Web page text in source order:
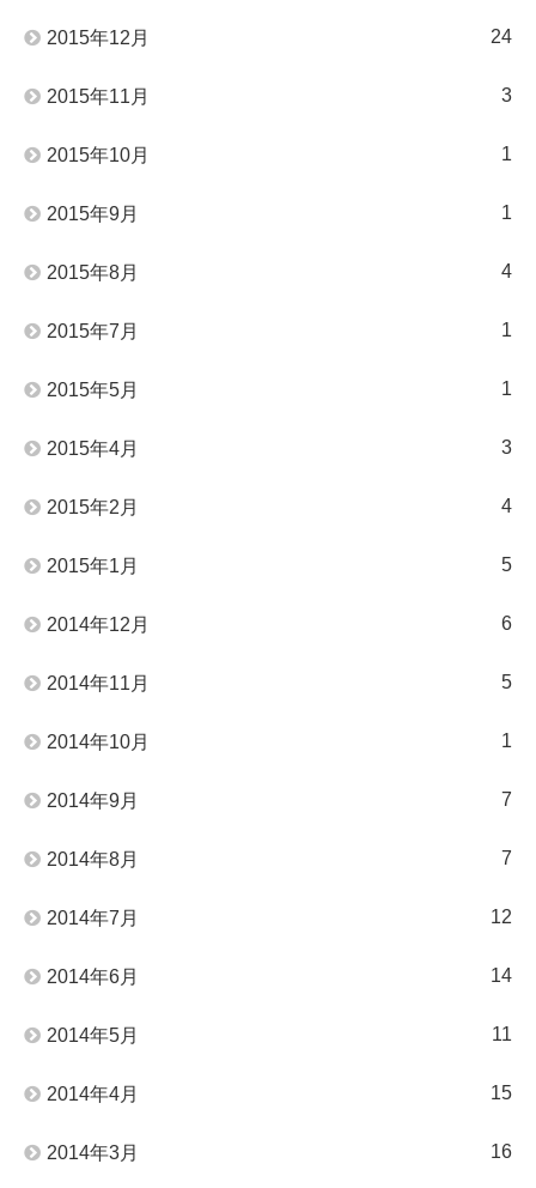
2015年12月 24
2015年11月 3
2015年10月 1
2015年9月 1
2015年8月 4
2015年7月 1
2015年5月 1
2015年4月 3
2015年2月 4
2015年1月 5
2014年12月 6
2014年11月 5
2014年10月 1
2014年9月 7
2014年8月 7
2014年7月 12
2014年6月 14
2014年5月 11
2014年4月 15
2014年3月 16